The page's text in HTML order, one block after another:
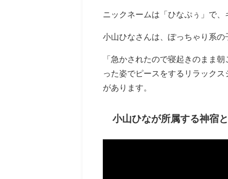
ニックネームは「ひなぷぅ」で
小山ひなさんは、ぽっちゃり系
「急かされたので寝起きのまま
った姿でピースをするリラック
があります。
小山ひなが所属する神宿